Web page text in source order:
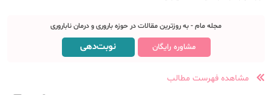
مجله مام - به روزترین مقالات در حوزه باروری و درمان ناباروری
مشاوره رایگان نوبت‌دهی
مشاهده فهرست مطالب